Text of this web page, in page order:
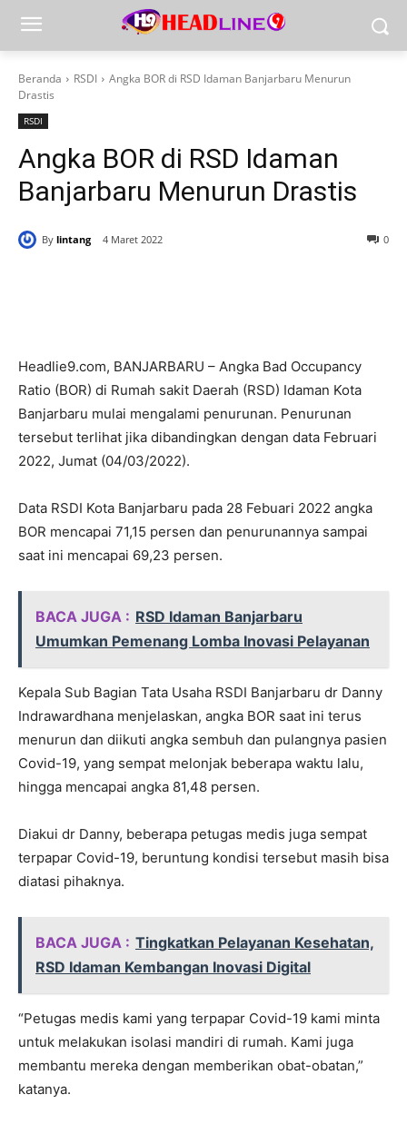
Beranda RSDI
Angka BOR di RSD Idaman Banjarbaru Menurun
Drastis
RSDI
Angka BOR di RSD Idaman
Banjarbaru Menurun Drastis
By lintang 4 Maret 2022 0
Headlie9.com, BANJARBARU – Angka Bad Occupancy
Ratio (BOR) di Rumah sakit Daerah (RSD) Idaman Kota
Banjarbaru mulai mengalami penurunan. Penurunan
tersebut terlihat jika dibandingkan dengan data Februari
2022, Jumat (04/03/2022).
Data RSDI Kota Banjarbaru pada 28 Febuari 2022 angka
BOR mencapai 71,15 persen dan penurunannya sampai
saat ini mencapai 69,23 persen.
BACA JUGA : RSD Idaman Banjarbaru
Umumkan Pemenang Lomba Inovasi Pelayanan
Kepala Sub Bagian Tata Usaha RSDI Banjarbaru dr Danny
Indrawardhana menjelaskan, angka BOR saat ini terus
menurun dan diikuti angka sembuh dan pulangnya pasien
Covid-19, yang sempat melonjak beberapa waktu lalu,
hingga mencapai angka 81,48 persen.
Diakui dr Danny, beberapa petugas medis juga sempat
terpapar Covid-19, beruntung kondisi tersebut masih bisa
diatasi pihaknya.
BACA JUGA : Tingkatkan Pelayanan Kesehatan,
RSD Idaman Kembangan Inovasi Digital
“Petugas medis kami yang terpapar Covid-19 kami minta
untuk melakukan isolasi mandiri di rumah. Kami juga
membantu mereka dengan memberikan obat-obatan,”
katanya.